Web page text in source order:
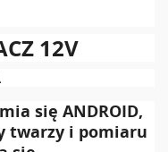
12V
się ANDROID,
twarzy i pomiaru